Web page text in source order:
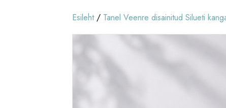
Esileht/ Tanel Veenre disainitud Silueti